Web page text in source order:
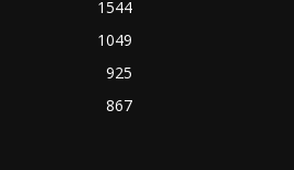
1544
1049
925
867